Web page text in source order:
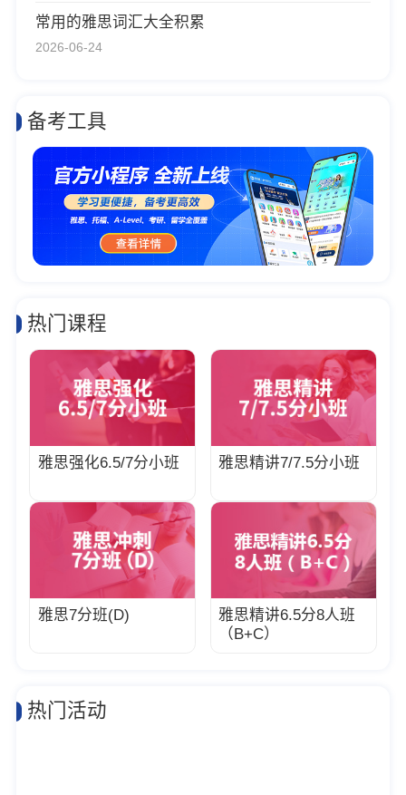
常用的雅思词汇大全积累
2026-06-24
备考工具
热门课程
雅思强化6.5/7分小班 雅思精讲7/7.5分小班
雅思7分班(D)
雅思精讲6.5分8人班
（B+C）
热门活动